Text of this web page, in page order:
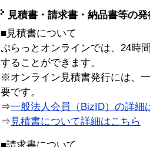
見積書・請求書・納品書等の
■見積書について
ぷらっとオンラインでは、24時
することができます。
※オンライン見積書発行には、
要です。
⇒一般法人会員（BizID）の詳細
⇒ 見積書について詳細はこちら